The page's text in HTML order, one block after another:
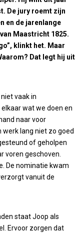
De jury roemt zijn
en de jarenlange
Maastricht 1825.
klinkt het. Maar
Dat legt hij uit
vaak in
wat we doen en
naar voor
werk lang niet zo goed
of geholpen
voren geschoven.
De nominatie kwam
vanuit de
staat Joop als
Ervoor zorgen dat